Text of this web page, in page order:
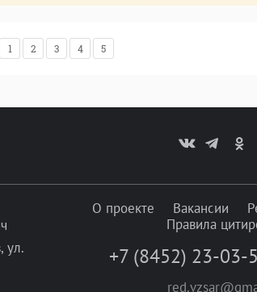
1 2 3 4 5
ул.
О проекте Вакансии
Правила
+7 (8452) 23-03-